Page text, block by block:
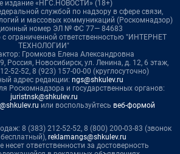
издание «НГС.НОВОСТИ» (18+)
службой по надзору в сфере связи,
и массовых коммуникаций (Роскомнадзор)
номер ЭЛ № ФС 77— 84683
ограниченной ответственностью "ИНТЕРНЕТ
ТЕХНОЛОГИИ"
Громкова Елена Александровна
Россия, Новосибирск, ул. Ленина, д. 12, 6 этаж,
52-52, 8 (923) 157-00-00 (круглосуточно)
адрес редакции: ngs@shkulev.ru
Роскомнадзора и государственных органов:
juristnsk@shkulev.ru
или воспользуйтесь веб-формой
8 (383) 212-52-52, 8 (800) 200-03-83 (звонок
reklamangs@shkulev.ru
несет ответственности за достоверность